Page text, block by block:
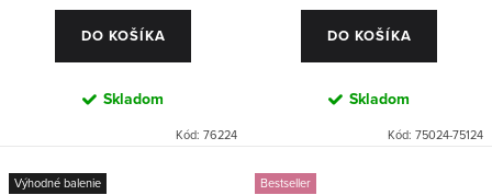
DO KOŠÍKA
Skladom
Kód: 76224
DO KOŠÍKA
Skladom
Kód: 75024-75124
Výhodné balenie
Bestseller